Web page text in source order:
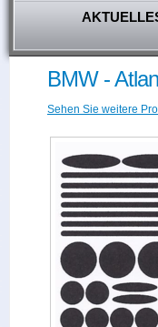
BMW -
Sehen Sie weitere